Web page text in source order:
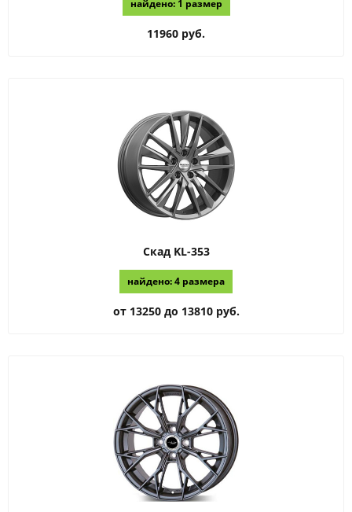
найдено: 1 размер
11960 руб.
Скад KL-353
найдено: 4 размера
от 13250 до 13810 руб.